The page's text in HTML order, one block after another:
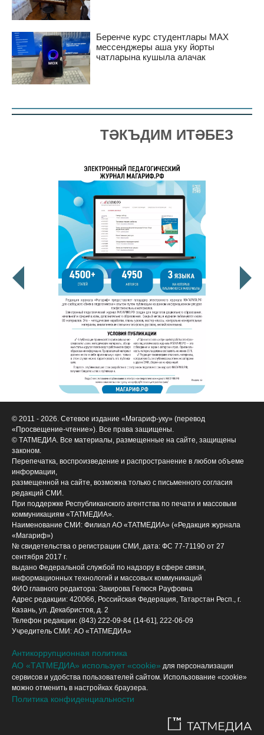
Беренче курс студентлары MAX
мессенджеры аша уку йорты
чатларына кушыла алачак
ТӘКЪДИМ ИТӘБЕЗ
© 2011 - 2026. Сетевое издание «Мәгариф-уку» (перевод
«Просвещение-чтение»). Все права защищены.
© ТАТМЕДИА. Все материалы, размещенные на сайте, защищены
законом.
Перепечатка, воспроизведение и распространение в любом объеме
информации,
размещенной на сайте, возможна только с письменного согласия
редакций СМИ.
При поддержке Республиканского агентства по печати и массовым
коммуникациям «ТАТМЕДИА».
Наименование СМИ: Филиал АО «ТАТМЕДИА» («Редакция журнала
«Магариф»)
№ свидетельства о регистрации СМИ, дата: ФС 77-71190 от 27
сентября 2017 г.
выдано Федеральной службой по надзору в сфере связи,
информационных технологий и массовых коммуникаций
ФИО главного редактора: Закирова Гелюся Рауфовна
Адрес редакции: 420066, Российская Федерация, Татарстан Респ., г.
Казань, ул. Декабристов, д. 2
Телефон редакции: (843) 222-09-84 (14-61], 222-06-09
Учредитель СМИ: АО «ТАТМЕДИА»
Антикоррупционная политика
АО «ТАТМЕДИА» использует «cookie» для персонализации
сервисов и удобства пользователей сайтом. Использование «cookie»
можно отменить в настройках браузера.
Политика конфиденциальности